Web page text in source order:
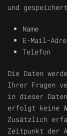
und
Name
E-Mail-
Telefon
Die Daten
Ihrer Fragen
in dieser
erfolgt keine
Zusätzlich
Zeitpunkt der